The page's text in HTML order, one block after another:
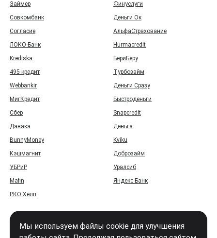
Займер
Финуслуги
Совкомбанк
Деньги Ок
Согласие
АльфаСтрахование
ЛОКО-Банк
Hurmacredit
Krediska
БериБеру
495 кредит
Турбозайм
Webbankir
Деньги Сразу
МигКредит
Быстроденьги
Сбер
Snapcredit
Давака
Деньга
BunnyMoney
Kviku
Кэшмагнит
Доброзайм
УБРиР
Уралсиб
Mafin
Яндекс Банк
РКО Хелп
Мы используем файлы cookie для улучшения